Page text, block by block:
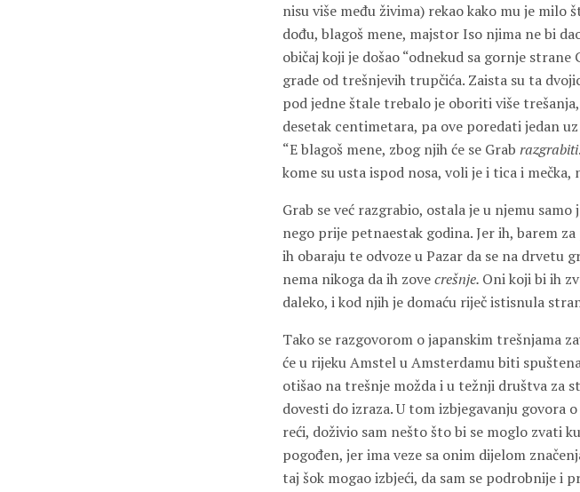
nisu više među živima) rekao kako mu je milo
dođu, blagoš mene, majstor Iso njima ne bi
običaj koji je došao “odnekud sa gornje strane
grade od trešnjevih trupčića. Zaista su ta
pod jedne štale trebalo je oboriti više
desetak centimetara, pa ove poredati jedan
“E blagoš mene, zbog njih će se Grab razgrabiti
kome su usta ispod nosa, voli je i tica i mečka,
Grab se već razgrabio, ostala je u njemu
nego prije petnaestak godina. Jer ih, barem
ih obaraju te odvoze u Pazar da se na drvetu
nema nikoga da ih zovecrešnje. Oni koji bi ih
daleko, i kod njih je domaću riječ istisnula
Tako se razgovorom o japanskim trešnjama
će u rijeku Amstel u Amsterdamu biti
otišao na trešnje možda i u težnji društva za
dovesti do izraza. U tom izbjegavanju govora
reći, doživio sam nešto što bi se moglo zvati
pogođen, jer ima veze sa onim dijelom
taj šok mogao izbjeći, da sam se podrobnije i